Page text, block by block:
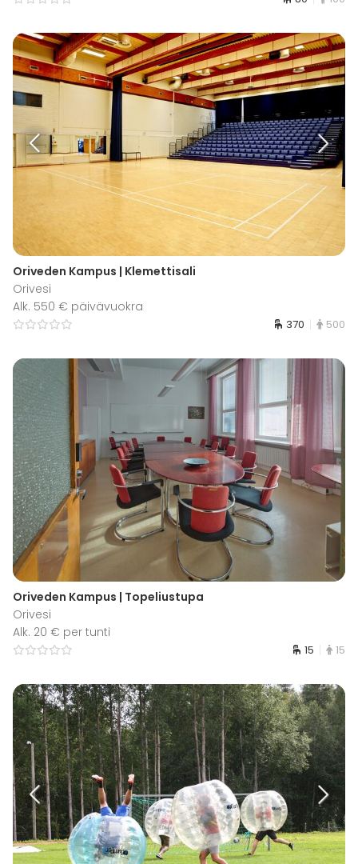
Oriveden Kampus | Klemettisali
Orivesi
Alk. 550 € päivävuokra
370 500
Oriveden Kampus | Topeliustupa
Orivesi
Alk. 20 € per tunti
15 15